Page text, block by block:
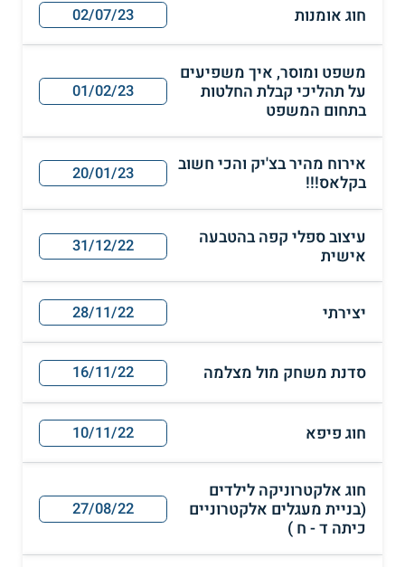
חוג אומנות 02/07/23
משפט ומוסר, איך משפיעים
על תהליכי קבלת החלטות
בתחום המשפט
01/02/23
אירוח מהיר בצ'יק והכי חשוב
בקלאס!!!
20/01/23
עיצוב ספלי קפה בהטבעה
אישית
31/12/22
יצירתי 28/11/22
סדנת משחק מול מצלמה 16/11/22
חוג פיפא 10/11/22
חוג אלקטרוניקה לילדים
(בניית מעגלים אלקטרוניים
כיתה ד - ח )
27/08/22